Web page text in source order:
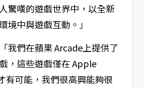
驚嘆的遊戲世界中，以全新
境中與遊戲互動。」
我們在蘋果 Arcade上提供了
，這些遊戲僅在 Apple
有可能，我們很高興能夠很